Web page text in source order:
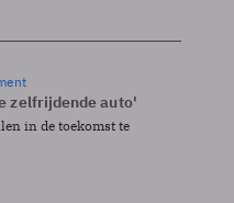
zelfrijdende auto'
in de toekomst te